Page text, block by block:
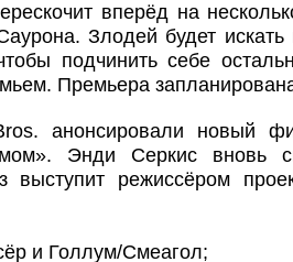
вперёд на
Злодей будет
подчинить себе
Премьера
анонсировали новый
Энди Серкис вновь
режиссёром
и Голлум/Смеагол;